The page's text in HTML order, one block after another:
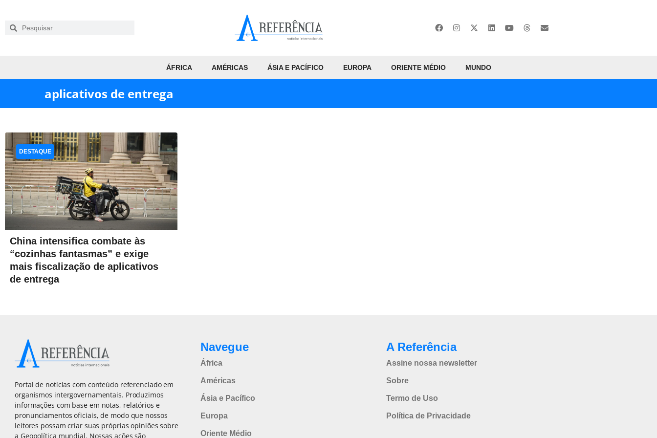
ÁFRICA AMÉRICAS ÁSIA E PACÍFICO EUROPA ORIENTE MÉDIO MUNDO
aplicativos de entrega
China intensifica combate às
“cozinhas fantasmas” e exige
mais fiscalização de aplicativos
de entrega
DESTAQUE
Portal de notícias com conteúdo referenciado em
organismos intergovernamentais. Produzimos
informações com base em notas, relatórios e
pronunciamentos oficiais, de modo que nossos
leitores possam criar suas próprias opiniões sobre
a Geopolítica mundial. Nossas ações são
Navegue
África
Américas
Ásia e Pacífico
Europa
Oriente Médio
A Referência
Assine nossa newsletter
Sobre
Termo de Uso
Política de Privacidade